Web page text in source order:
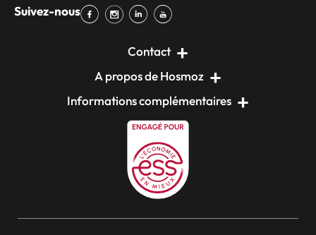
Suivez-nous
Contact
A propos de Hosmoz
Informations complémentaires